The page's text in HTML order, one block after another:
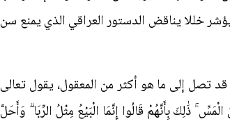
خللا يناقض الدستور العراقي الذي يمنع سن
تصل إلى ما هو أكثر من المعقول، يقول تعالى
ذَٰلِكَ بِأَنَّهُمْ قَالُوا إِنَّمَا الْبَيْعُ مِثْلُ الرِّبَا ۗ وَأَحَلَّ